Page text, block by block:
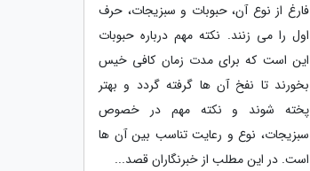
فارغ از نوع آن، حبوبات و سبزیجات، حرف
اول را می زنند. نکته مهم درباره حبوبات
این است که برای مدت زمان کافی خیس
بخورند تا نفخ آن ها گرفته گردد و بهتر
پخته شوند و نکته مهم در خصوص
سبزیجات، نوع و رعایت تناسب بین آن ها
است. در این مطلب از خبرنگاران قصد...